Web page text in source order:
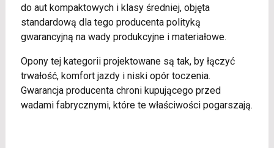
do aut kompaktowych i klasy średniej, objęta
standardową dla tego producenta polityką
gwarancyjną na wady produkcyjne i materiałowe.
Opony tej kategorii projektowane są tak, by łączyć
trwałość, komfort jazdy i niski opór toczenia.
Gwarancja producenta chroni kupującego przed
wadami fabrycznymi, które te właściwości pogarszają.